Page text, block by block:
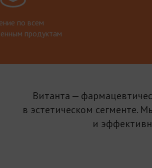
по всем
продуктам
Витанта —
в эстетическом сегменте.
и